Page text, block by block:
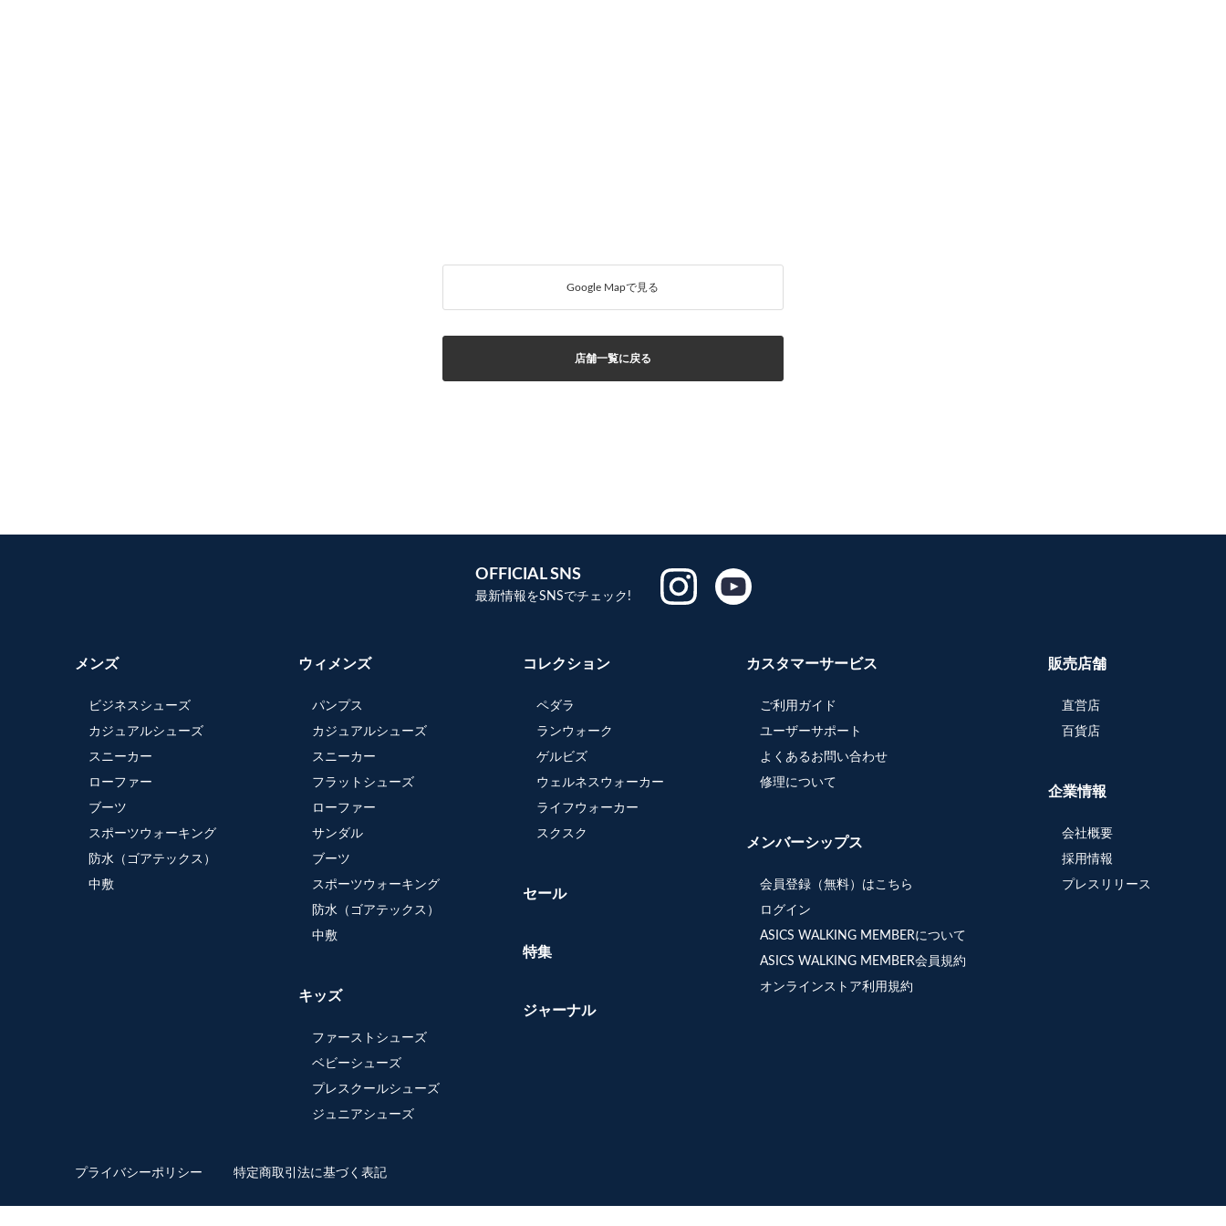
Google Mapで見る
店舗一覧に戻る
OFFICIAL SNS
最新情報をSNSでチェック!
メンズ
ビジネスシューズ
カジュアルシューズ
スニーカー
ローファー
ブーツ
スポーツウォーキング
防水（ゴアテックス）
中敷
ウィメンズ
パンプス
カジュアルシューズ
スニーカー
フラットシューズ
ローファー
サンダル
ブーツ
スポーツウォーキング
防水（ゴアテックス）
中敷
キッズ
ファーストシューズ
ベビーシューズ
プレスクールシューズ
ジュニアシューズ
コレクション
ペダラ
ランウォーク
ゲルビズ
ウェルネスウォーカー
ライフウォーカー
スクスク
セール
特集
ジャーナル
カスタマーサービス
ご利用ガイド
ユーザーサポート
よくあるお問い合わせ
修理について
メンバーシップス
会員登録（無料）はこちら
ログイン
ASICS WALKING MEMBERについて
ASICS WALKING MEMBER会員規約
オンラインストア利用規約
販売店舗
直営店
百貨店
企業情報
会社概要
採用情報
プレスリリース
プライバシーポリシー 特定商取引法に基づく表記